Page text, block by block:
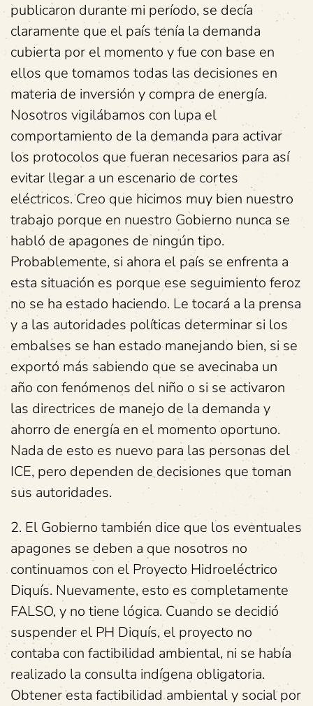
publicaron durante mi período, se decía
claramente que el país tenía la demanda
cubierta por el momento y fue con base en
ellos que tomamos todas las decisiones en
materia de inversión y compra de energía.
Nosotros vigilábamos con lupa el
comportamiento de la demanda para activar
los protocolos que fueran necesarios para así
evitar llegar a un escenario de cortes
eléctricos. Creo que hicimos muy bien nuestro
trabajo porque en nuestro Gobierno nunca se
habló de apagones de ningún tipo.
Probablemente, si ahora el país se enfrenta a
esta situación es porque ese seguimiento feroz
no se ha estado haciendo. Le tocará a la prensa
y a las autoridades políticas determinar si los
embalses se han estado manejando bien, si se
exportó más sabiendo que se avecinaba un
año con fenómenos del niño o si se activaron
las directrices de manejo de la demanda y
ahorro de energía en el momento oportuno.
Nada de esto es nuevo para las personas del
ICE, pero dependen de decisiones que toman
sus autoridades.
2. El Gobierno también dice que los eventuales
apagones se deben a que nosotros no
continuamos con el Proyecto Hidroeléctrico
Diquís. Nuevamente, esto es completamente
FALSO, y no tiene lógica. Cuando se decidió
suspender el PH Diquís, el proyecto no
contaba con factibilidad ambiental, ni se había
realizado la consulta indígena obligatoria.
Obtener esta factibilidad ambiental y social por